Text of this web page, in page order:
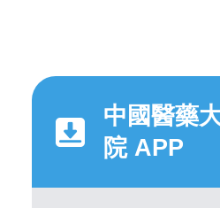
中國醫藥
院 APP